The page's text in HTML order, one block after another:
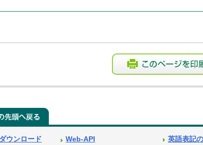
ウンロード
Web-API
英語表記